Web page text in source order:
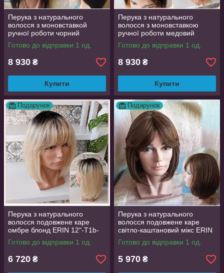
Перука з натурального
волосся з моновставкой
ручної роботи чорний
MARTA-1В
Готово до відправки 1 од.
8 930 ₴
Купити
Перука з натурального
волосся з моновставкою
ручної роботи медовий
омбре MARTA-Т1В/27
Готово до відправки 1 од.
8 930 ₴
Купити
Подарунок
Перука з натурального
волосся подовжене каре
омбре блонд ERIN 12"-T1b-
613
Готово до відправки 1 од.
6 720 ₴
Подарунок
Перука з натурального
волосся подовжене каре
світло-каштановий мікс ERIN
10"- P4/30
Готово до відправки 1 од.
5 970 ₴